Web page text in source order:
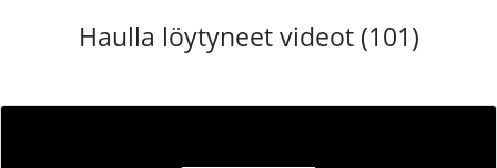
Haulla löytyneet videot (101)